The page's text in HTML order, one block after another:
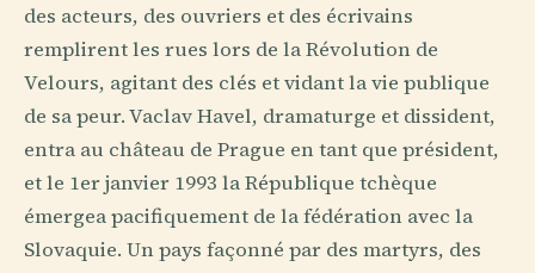
des acteurs, des ouvriers et des écrivains
remplirent les rues lors de la Révolution de
Velours, agitant des clés et vidant la vie publique
de sa peur. Vaclav Havel, dramaturge et dissident,
entra au château de Prague en tant que président,
et le 1er janvier 1993 la République tchèque
émergea pacifiquement de la fédération avec la
Slovaquie. Un pays façonné par des martyrs, des